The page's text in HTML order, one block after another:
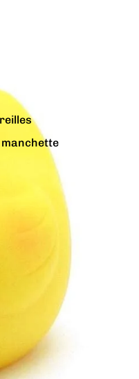
manchette